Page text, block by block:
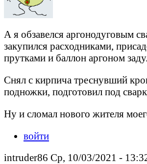
А я обзавелся аргонодуговым
закупился расходниками,
прутками и баллон аргоном
Снял с кирпича треснувший
подножки, подготовил под
Ну и сломал нового жителя
войти
intruder86 Ср, 10/03/2021 -